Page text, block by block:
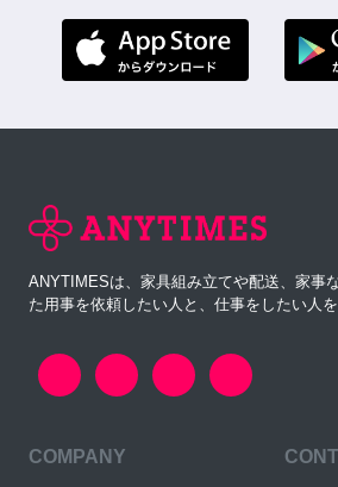
ANYTIMESは、家具組み立てや配送、家事
た用事を依頼したい人と、仕事をしたい人
COMPANY